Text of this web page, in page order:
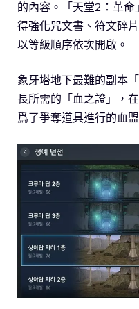
的內容。「天堂2：革
得強化咒文書、符文碎
以等級順序依次開啟。
象牙塔地下最難的副本
長所需的「血之證」，
爲了爭奪道具進行的血